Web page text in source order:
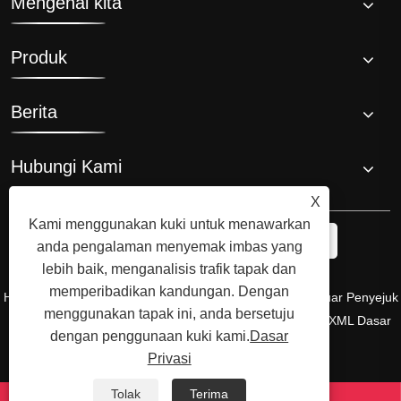
Produk
Berita
Hubungi Kami
Hak Cipta © 2008 Hi-Q Group, Pencipta Asal dan Pengeluar Penyejuk
Mandian Ais. Hak Cipta Terpelihara.Links Sitemap XML Dasar
Privasi
X
Kami menggunakan kuki untuk menawarkan
anda pengalaman menyemak imbas yang
lebih baik, menganalisis trafik tapak dan
memperibadikan kandungan. Dengan
menggunakan tapak ini, anda bersetuju
dengan penggunaan kuki kami.Dasar
Privasi
Tolak Terima